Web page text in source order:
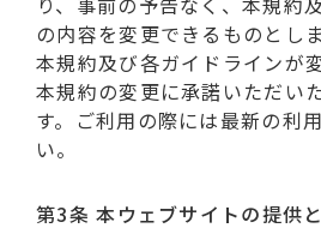
の内容を変更できるものとし
本規約及び各ガイドラインが
本規約の変更に承諾いただい
す。ご利用の際には最新の利
い。
第3条 本ウェブサイトの提供